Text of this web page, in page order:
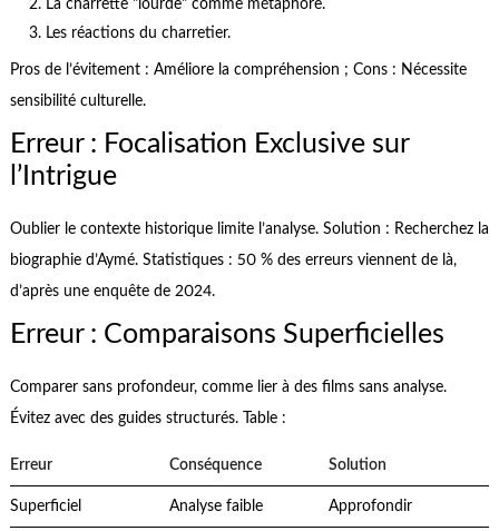
La charrette "lourde" comme métaphore.
Les réactions du charretier.
Pros de l’évitement : Améliore la compréhension ; Cons : Nécessite
sensibilité culturelle.
Erreur : Focalisation Exclusive sur
l’Intrigue
Oublier le contexte historique limite l’analyse. Solution : Recherchez la
biographie d’Aymé. Statistiques : 50 % des erreurs viennent de là,
d’après une enquête de 2024.
Erreur : Comparaisons Superficielles
Comparer sans profondeur, comme lier à des films sans analyse.
Évitez avec des guides structurés. Table :
Erreur Conséquence Solution
Superficiel Analyse faible Approfondir